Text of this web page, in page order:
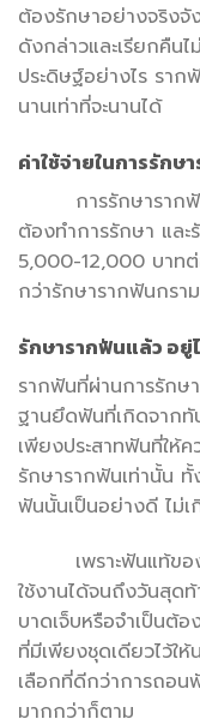
ต้องรักษาอย่างจริงจั
ดังกล่าวและเรียกคืน
ประดิษฐ์อย่างไร ราก
นานเท่าที่จะนานได้
ค่าใช้จ่ายในการรักษ
การรักษารากฟัน
ต้องทำการรักษา แล
5,000-12,000 บาท
กว่ารักษารากฟันกราม
รักษารากฟันแล้ว อยู่
รากฟันที่ผ่านการรักษ
ฐานยึดฟันที่เกิดจากทั
เพียงประสาทฟันที่ให้
รักษารากฟันเท่านั้น
ฟันนั้นเป็นอย่างดี ไม่
เพราะฟันแท้ของค
ใช้งานได้จนถึงวันสุด
บาดเจ็บหรือจำเป็นต้
ที่มีเพียงชุดเดียวไว้ใ
เลือกที่ดีกว่าการถอน
มากกว่าก็ตาม